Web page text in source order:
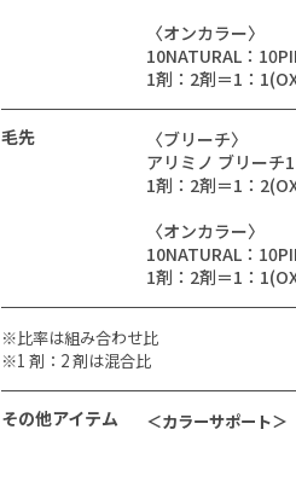
〈オンカラー〉
10NATURAL：
1剤：2剤＝1：
毛先
〈ブリーチ〉
アリミノ ブリーチ
1剤：2剤＝1：
〈オンカラー〉
10NATURAL：
1剤：2剤＝1：
※比率は組み合わせ比
※1 剤：2 剤は混合比
その他アイテム ＜カラーサポート＞